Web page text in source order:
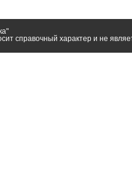
справочный характер и не